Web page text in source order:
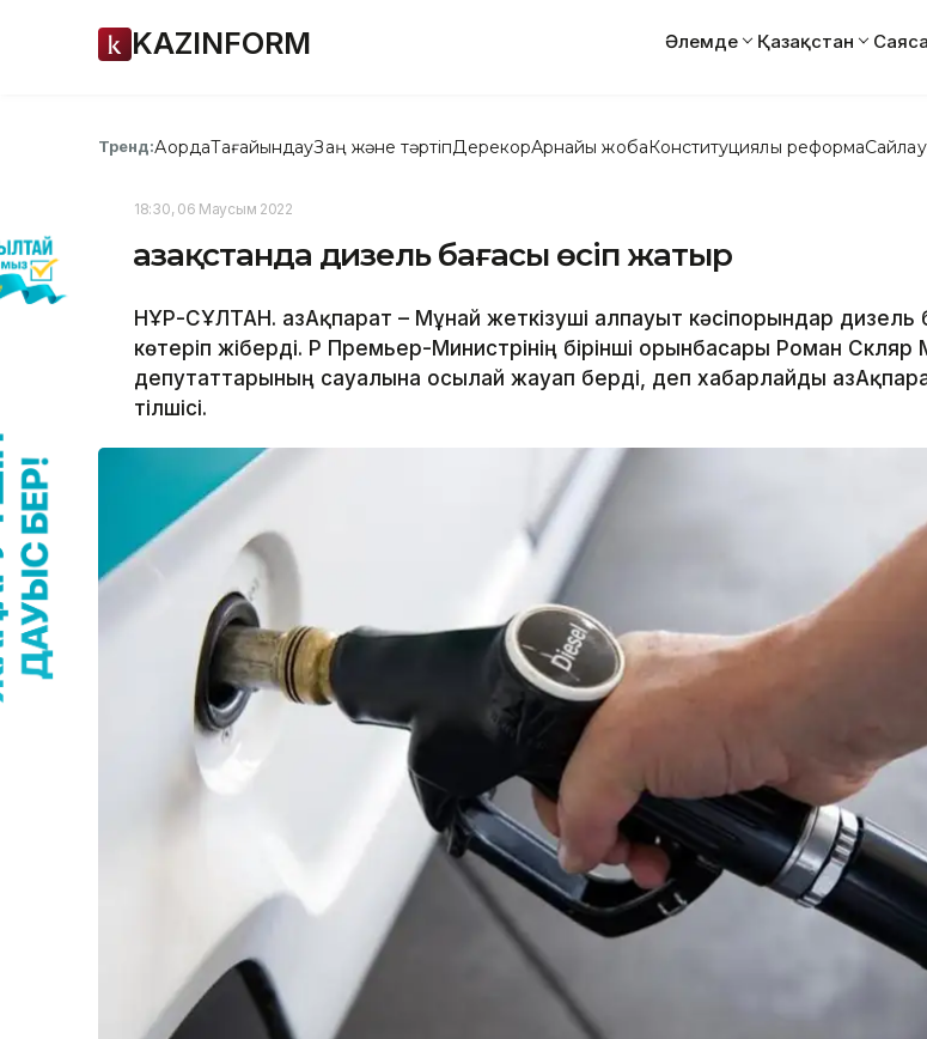
KAZINFORM Әлемде Қазақстан
Тренд:АқордаТағайындауЗаң және тәртіпДерекқорАрнайы жобаКонституциялық реформа
18:30, 06 Маусым 2022
Қазақстанда дизель бағасы өсіп жатыр
НҰР-СҰЛТАН. ҚазАқпарат – Мұнай жеткізуші алпауыт кәсіпорындар дизель
көтеріп жіберді. ҚР Премьер-Министрінің бірінші орынбасары Роман Скляр
депутаттарының сауалына осылай жауап берді, деп хабарлайды
тілшісі.